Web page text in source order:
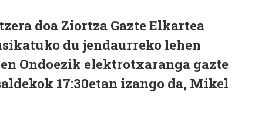
doa Ziortza Gazte Elkartea
du jendaurreko lehen
Ondoezik elektrotxaranga gazte
17:30etan izango da, Mikel